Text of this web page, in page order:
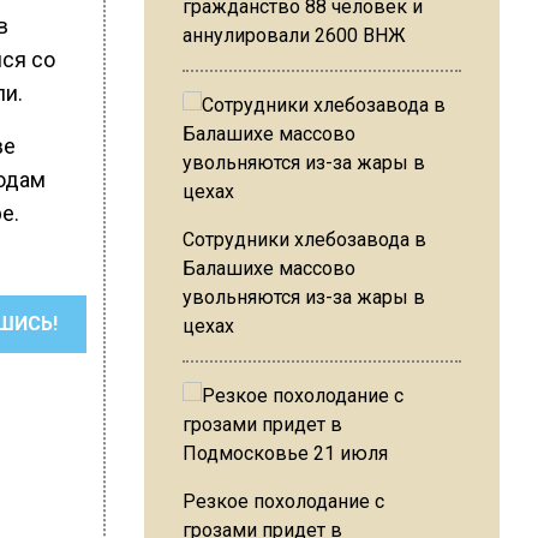
со
гражданство 88 человек и
аннулировали 2600 ВНЖ
Сотрудники хлебозавода в
Балашихе массово
увольняются из-за жары в
цехах
Резкое похолодание с
грозами придет в